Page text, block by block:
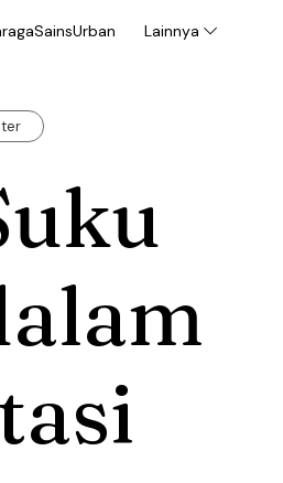
SainsUrban Lainnya